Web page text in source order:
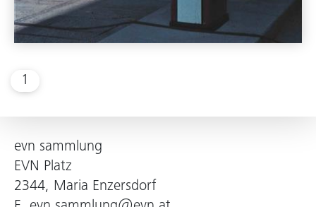
1
evn sammlung
EVN Platz
2344, Maria Enzersdorf